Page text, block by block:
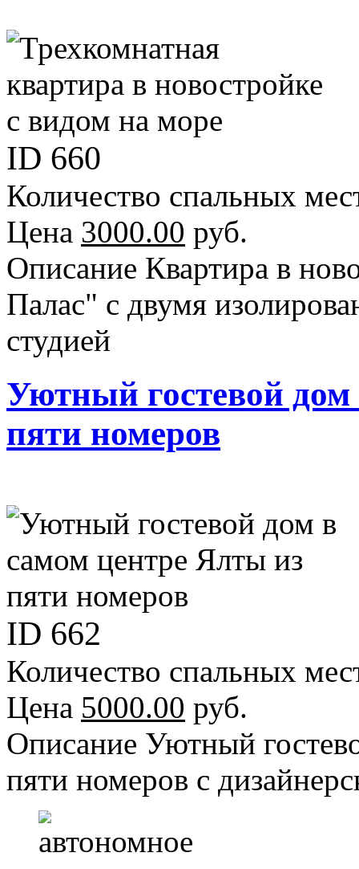
ID 660
Количество спальных
Цена 3000.00 руб.
Описание Квартира в
Палас" с двумя
студией
Уютный гостевой
пяти номеров
ID 662
Количество спальных
Цена 5000.00 руб.
Описание Уютный
пяти номеров с